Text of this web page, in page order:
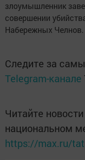
злоумышленник
совершении
Набережных Челнов.
Следите за
Telegram-канале
Читайте
национальном
https://max.ru/